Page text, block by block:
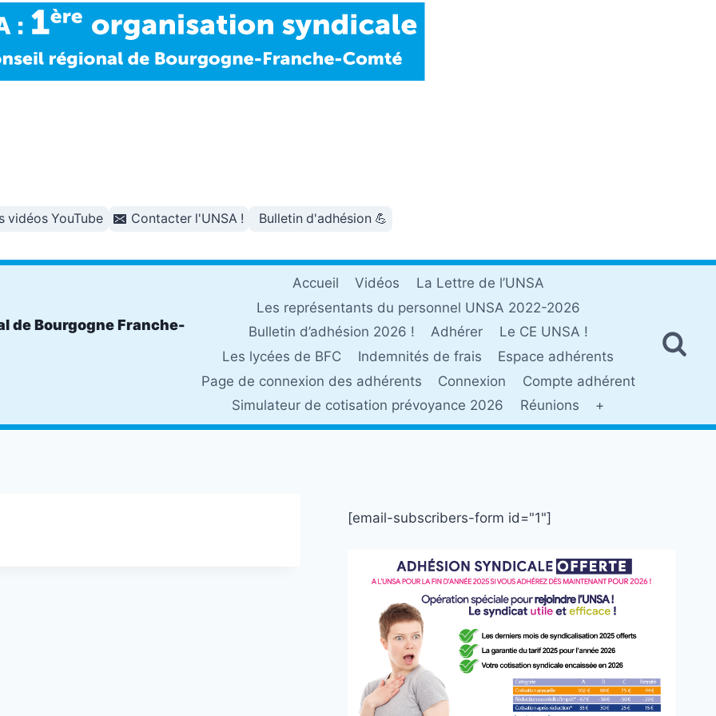
vidéos YouTube Contacter l'UNSA ! Bulletin d'adhésion 💪
de Bourgogne Franche-
Accueil Vidéos
La Lettre de l’UNSA
Les représentants du personnel UNSA 2022-2026
Bulletin d’adhésion 2026 !
Adhérer
Le CE UNSA !
Les lycées de BFC
Indemnités de frais
Espace adhérents
Page de connexion des adhérents
Connexion
Compte adhérent
Simulateur de cotisation prévoyance 2026
Réunions +
[email-subscribers-form id="1"]